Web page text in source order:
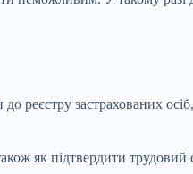
реєстру застрахованих
як підтвердити трудовий